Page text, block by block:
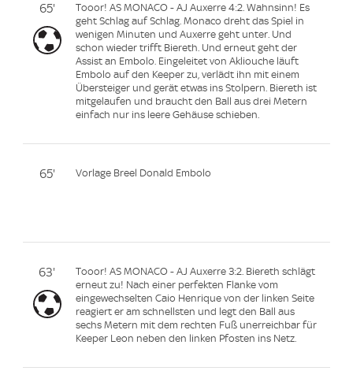
65'
Tooor! AS MONACO - AJ Auxerre 4:2. Wahnsinn! Es
geht Schlag auf Schlag. Monaco dreht das Spiel in
wenigen Minuten und Auxerre geht unter. Und
schon wieder trifft Biereth. Und erneut geht der
Assist an Embolo. Eingeleitet von Akliouche läuft
Embolo auf den Keeper zu, verlädt ihn mit einem
Übersteiger und gerät etwas ins Stolpern. Biereth ist
mitgelaufen und braucht den Ball aus drei Metern
einfach nur ins leere Gehäuse schieben.
65' Vorlage Breel Donald Embolo
63'
Tooor! AS MONACO - AJ Auxerre 3:2. Biereth schlägt
erneut zu! Nach einer perfekten Flanke vom
eingewechselten Caio Henrique von der linken Seite
reagiert er am schnellsten und legt den Ball aus
sechs Metern mit dem rechten Fuß unerreichbar für
Keeper Leon neben den linken Pfosten ins Netz.